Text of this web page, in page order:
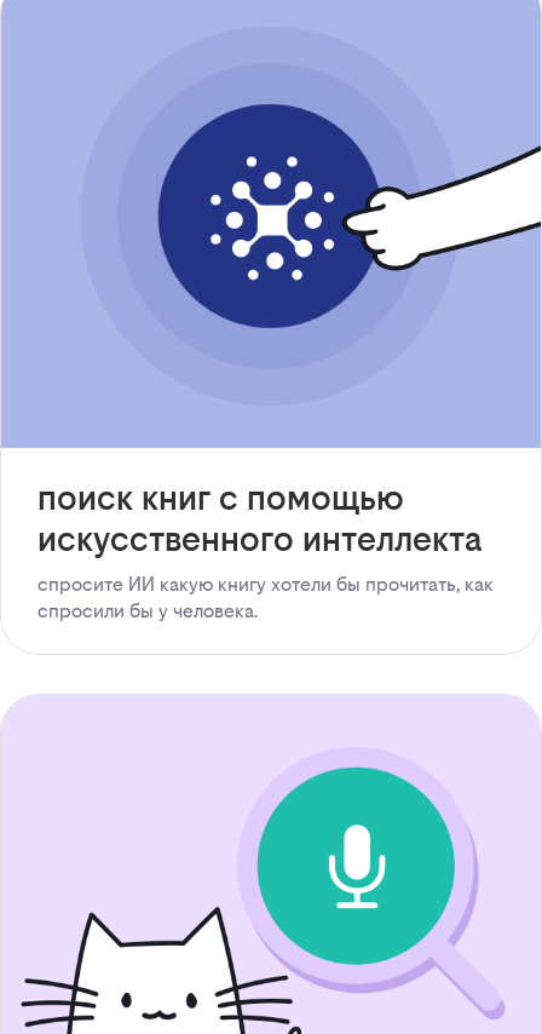
поиск книг с помощью
искусственного интеллекта
спросите ИИ какую книгу хотели бы прочитать, как
спросили бы у человека.